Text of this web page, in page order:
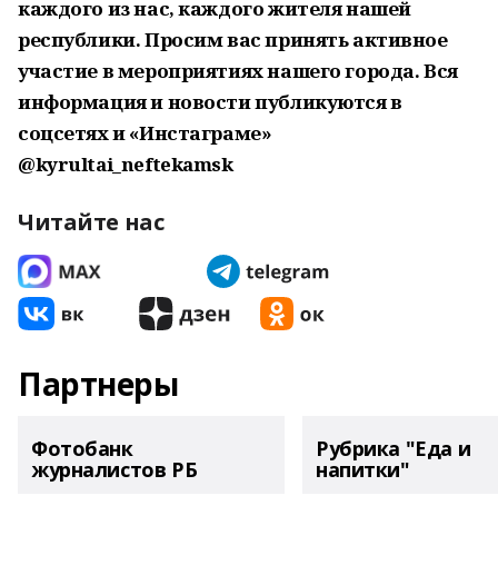
каждого из нас, каждого жителя нашей
республики. Просим вас принять активное
участие в мероприятиях нашего города. Вся
информация и новости публикуются в
соцсетях и «Инстаграме»
@kyrultai_neftekamsk
Читайте нас
Партнеры
Фотобанк
журналистов РБ
Рубрика "Еда и
напитки"